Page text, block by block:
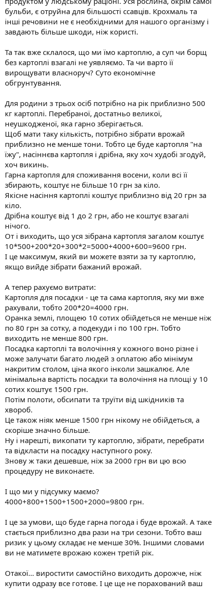
бульби, є отруйна для більшості ссавців. Крохмаль та
інші речовини не є необхідними для нашого організму і
завдають більше шкоди, ніж користі.
Та так вже склалося, що ми їмо картоплю, а суп чи борщ
без картоплі взагалі не уявляємо. Та чи варто її
вирощувати власноруч? Суто економічне
обгрунтування.
Для родини з трьох осіб потрібно на рік приблизно 500
кг картоплі. Перебраної, достатньо великої,
неушкодженої, яка гарно зберігається.
Щоб мати таку кількість, потрібно зібрати врожай
приблизно не менше тони. Тобто це буде картопля "на
їжу", насіннєва картопля і дрібна, яку хоч худобі згодуй,
хоч викинь.
Гарна картопля для споживання восени, коли всі її
збирають, коштує не більше 10 грн за кіло.
Якісне насіння картоплі коштує приблизно від 20 грн за
кіло.
Дрібна коштує від 1 до 2 грн, або не коштує взагалі
нічого.
От і виходить, що уся зібрана картопля загалом коштує
10*500+200*20+300*2=5000+4000+600=9600 грн.
І це максимум, який ви можете взяти за ту картоплю,
якщо вийде зібрати бажаний врожай.
А тепер рахуємо витрати:
Картопля для посадки - це та сама картопля, яку ми вже
рахували, тобто 200*20=4000 грн.
Оранка землі, площею 10 сотих обійдеться не менше ніж
по 80 грн за сотку, а подекуди і по 100 грн. Тобто
виходить не менше 800 грн.
Посадка картоплі та волочіння у кожного воно різне і
може залучати багато людей з оплатою або мінімум
накритим столом, ціна якого інколи зашкалює. Але
мінімальна вартість посадки та волочіння на площі у 10
сотих коштує 1500 грн.
Потім полоти, обсипати та труїти від шкідників та
хвороб.
Це також ніяк менше 1500 грн нікому не обійдеться, а
скоріше значно більше.
Ну і нарешті, викопати ту картоплю, зібрати, перебрати
та відкласти на посадку наступного року.
Знову ж таки дешевше, ніж за 2000 грн ви цю всю
процедуру не виконаєте.
І що ми у підсумку маємо?
4000+800+1500+1500+2000=9800 грн.
І це за умови, що буде гарна погода і буде врожай. А таке
стається приблизно два рази на три сезони. Тобто ваш
ризик у цьому складає не менше 30%. Іншими словами
ви не матимете врожаю кожен третій рік.
Отакої... виростити самостійно виходить дорожче, ніж
купити одразу все готове. І це ще не порахований ваш